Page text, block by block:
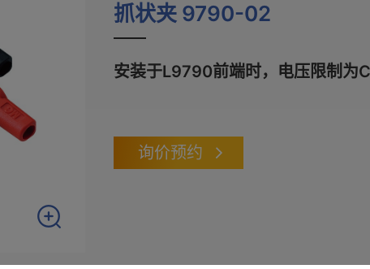
抓状夹 9790-02
安装于L9790前端时，电压限制为
询价预约